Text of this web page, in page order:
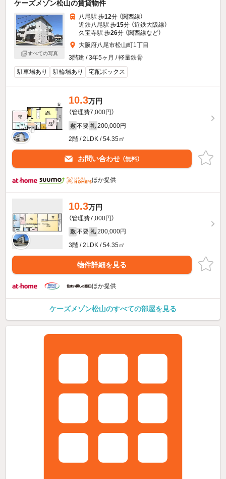
ケーズメゾン松山の賃貸物件
すべての写真
八尾駅 歩12分 （関西線）
近鉄八尾駅 歩15分 （近鉄大阪線）
久宝寺駅 歩26分 （関西線など）
大阪府八尾市松山町1丁目
3階建 / 3年5ヶ月 / 軽量鉄骨
駐車場あり
駐輪場あり 宅配ボックス
10.3万円
（管理費7,000円）
敷 不要 礼 200,000円
2階 / 2LDK / 54.35㎡
お問い合わせ （無料）
ほか提供
10.3万円
（管理費7,000円）
敷 不要 礼 200,000円
3階 / 2LDK / 54.35㎡
物件詳細を見る
ほか提供
ケーズメゾン松山のすべての部屋を見る